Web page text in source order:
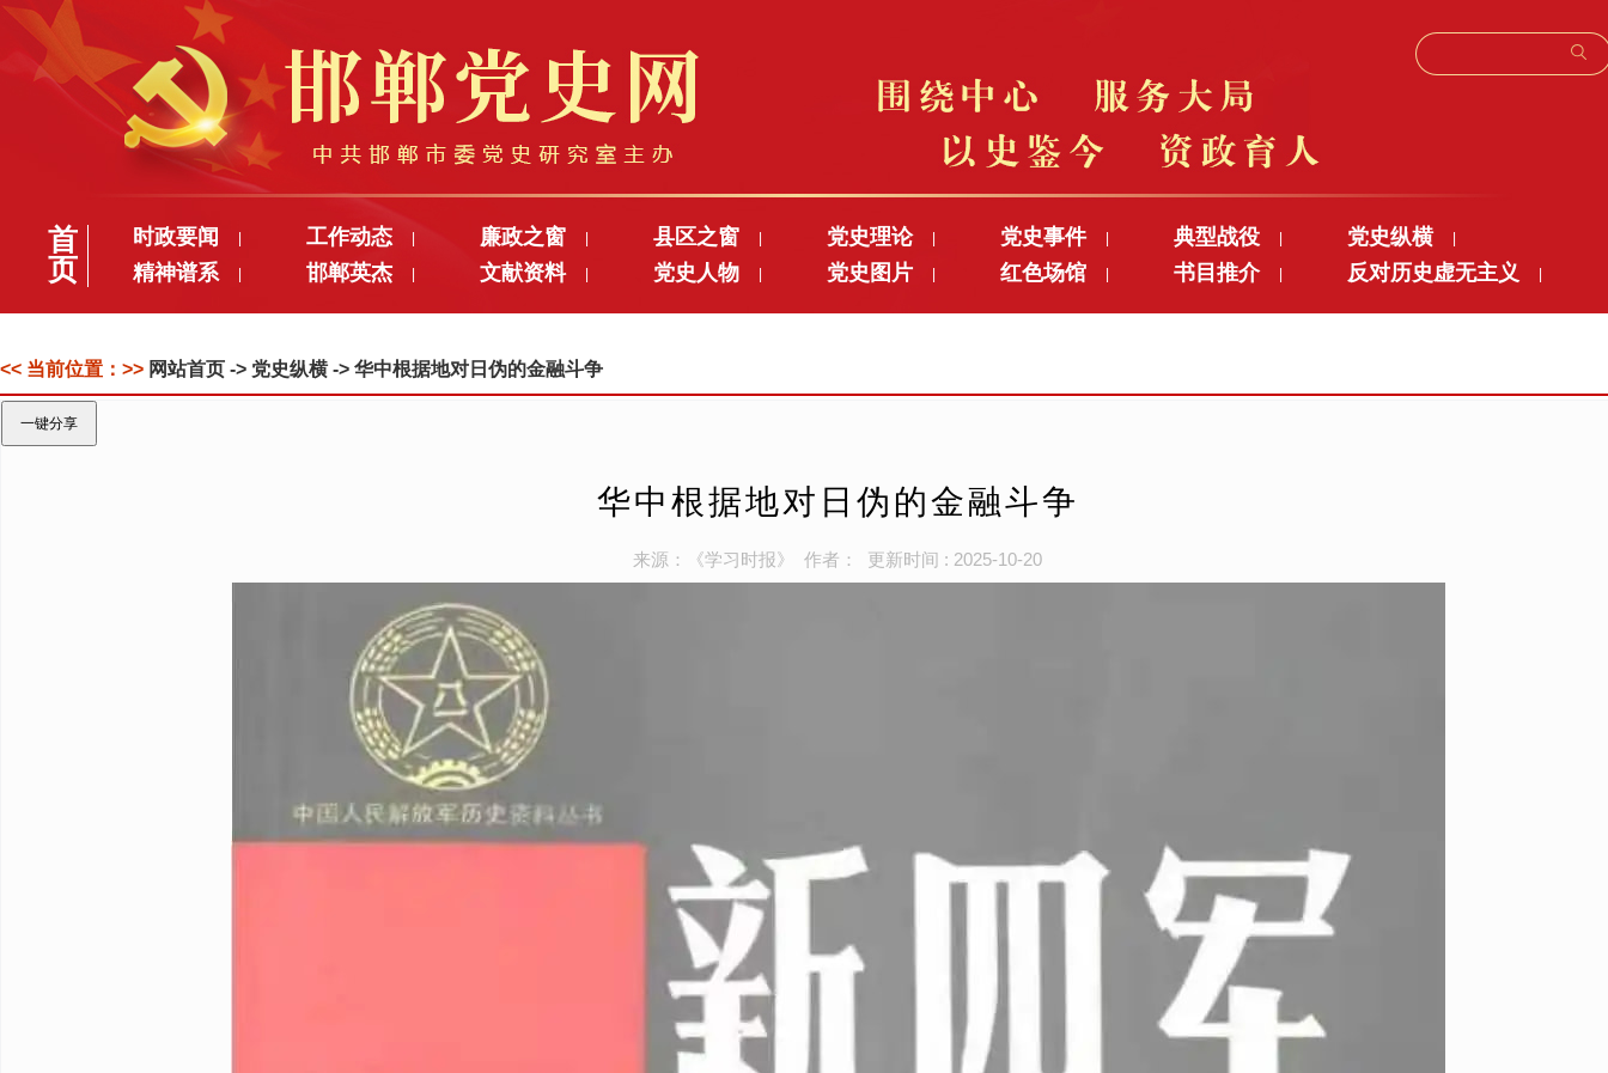
首
页
时政要闻 工作动态 廉政之窗 县区之窗 党史理论 党史事件 典型战役 党史纵横
精神谱系 邯郸英杰 文献资料 党史人物 党史图片 红色场馆 书目推介 反对历史虚无主义
<< 当前位置：>> 网站首页 -> 党史纵横 -> 华中根据地对日伪的金融斗争
一键分享
华中根据地对日伪的金融斗争
来源：《学习时报》 作者： 更新时间 : 2025-10-20